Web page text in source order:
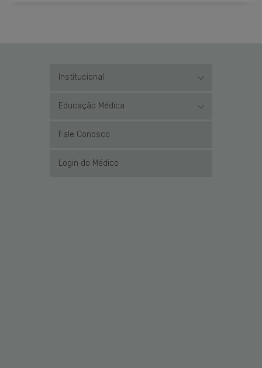
Institucional
Educação Médica
Fale Conosco
Login do Médico